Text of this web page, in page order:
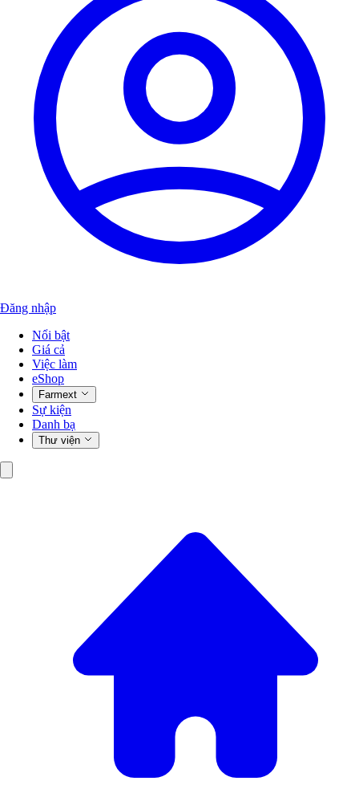
Đăng nhập
Nổi bật
Giá cả
Việc làm
eShop
Farmext
Sự kiện
Danh bạ
Thư viện